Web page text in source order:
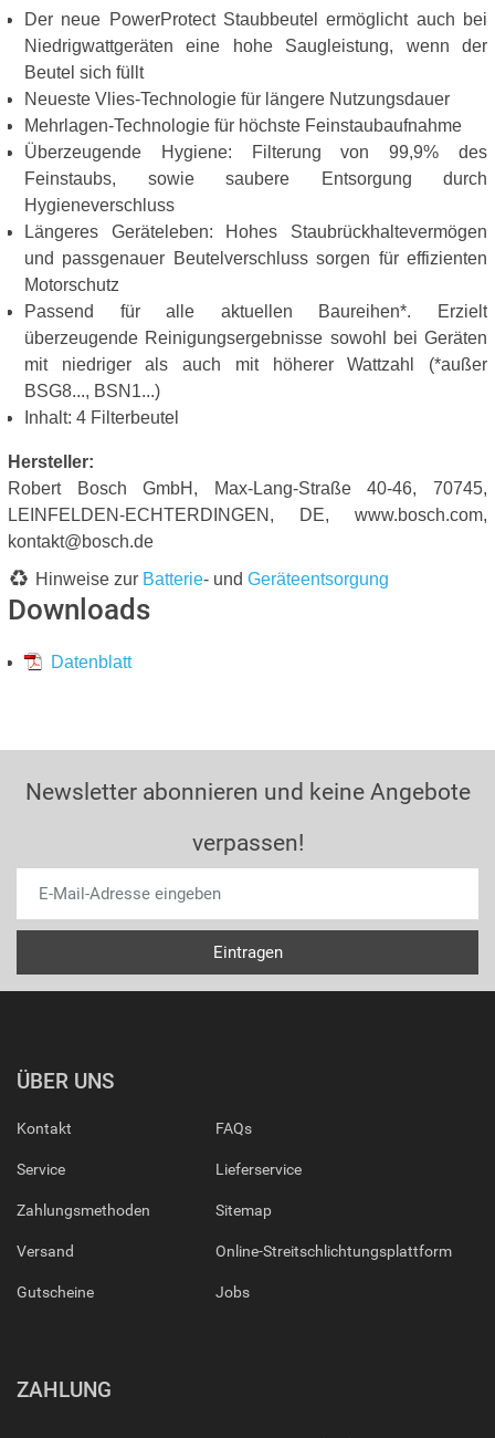
Der neue PowerProtect Staubbeutel ermöglicht auch bei
Niedrigwattgeräten eine hohe Saugleistung, wenn der
Beutel sich füllt
Neueste Vlies-Technologie für längere Nutzungsdauer
Mehrlagen-Technologie für höchste Feinstaubaufnahme
Überzeugende Hygiene: Filterung von 99,9% des
Feinstaubs, sowie saubere Entsorgung durch
Hygieneverschluss
Längeres Geräteleben: Hohes Staubrückhaltevermögen
und passgenauer Beutelverschluss sorgen für effizienten
Motorschutz
Passend für alle aktuellen Baureihen*. Erzielt
überzeugende Reinigungsergebnisse sowohl bei Geräten
mit niedriger als auch mit höherer Wattzahl (*außer
BSG8..., BSN1...)
Inhalt: 4 Filterbeutel
Hersteller:
Robert Bosch GmbH, Max-Lang-Straße 40-46, 70745,
LEINFELDEN-ECHTERDINGEN, DE, www.bosch.com,
kontakt@bosch.de
Hinweise zur Batterie- und Geräteentsorgung
Downloads
Datenblatt
Newsletter abonnieren und keine Angebote
verpassen!
ÜBER UNS
Kontakt
Service
Zahlungsmethoden
Versand
Gutscheine
FAQs
Lieferservice
Sitemap
Online-Streitschlichtungsplattform
Jobs
ZAHLUNG